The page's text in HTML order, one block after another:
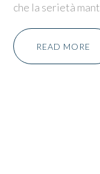
che la serietà
READ MORE